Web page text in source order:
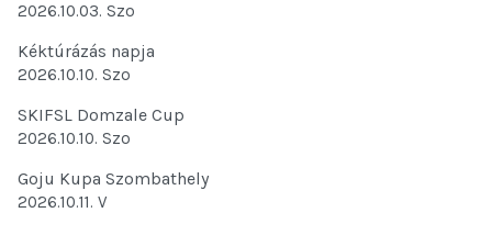
2026.10.03. Szo
Kéktúrázás napja
2026.10.10. Szo
SKIFSL Domzale Cup
2026.10.10. Szo
Goju Kupa Szombathely
2026.10.11. V